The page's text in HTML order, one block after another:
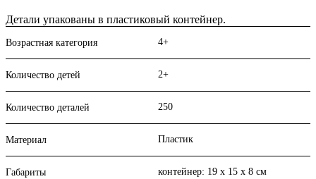
Детали упакованы в пластиковый контейнер.
Возрастная категория 4+
Количество детей 2+
Количество деталей 250
Материал Пластик
Габариты контейнер: 19 х 15 х 8 см